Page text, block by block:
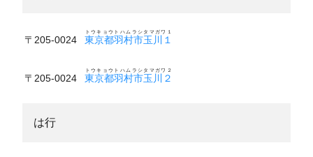
〒205-0024 東京都羽村市玉川１
トウキョウトハムラシタマガワ１
〒205-0024 東京都羽村市玉川２
トウキョウトハムラシタマガワ２
は行